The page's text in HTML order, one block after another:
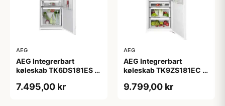
AEG
AEG Integrerbart
køleskab TK6DS181ES -
7.495,00 kr
AEG
AEG Integrerbart
køleskab TK9ZS181EC -
9.799,00 kr